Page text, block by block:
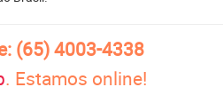
(65) 4003-4338
. Estamos online!